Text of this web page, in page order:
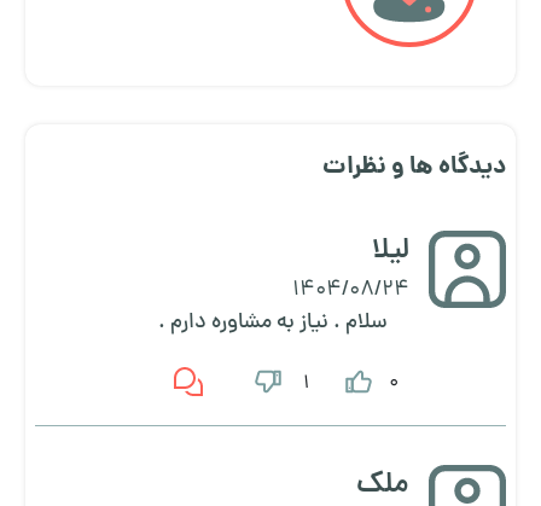
دیدگاه ها و نظرات
لیلا
1404/08/24
سلام . نیاز به مشاوره دارم .
0
1
ملک